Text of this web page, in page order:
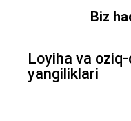
Biz
Loyiha va
yangiliklari